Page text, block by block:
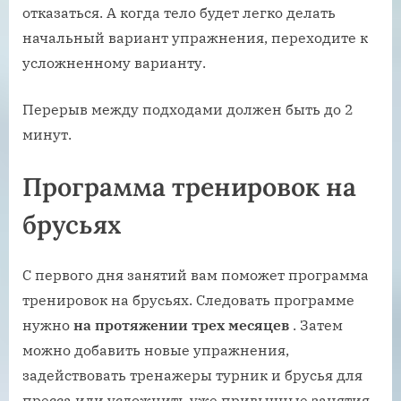
отказаться. А когда тело будет легко делать
начальный вариант упражнения, переходите к
усложненному варианту.
Перерыв между подходами должен быть до 2
минут.
Программа тренировок на
брусьях
С первого дня занятий вам поможет программа
тренировок на брусьях. Следовать программе
нужно на протяжении трех месяцев . Затем
можно добавить новые упражнения,
задействовать тренажеры турник и брусья для